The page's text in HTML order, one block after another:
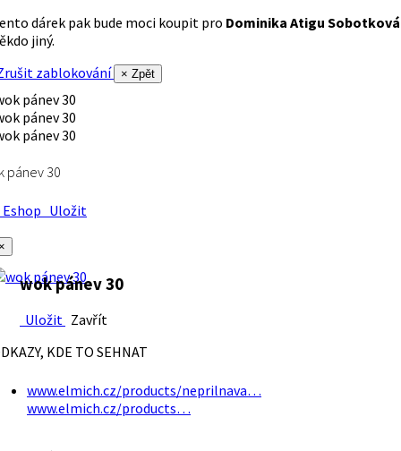
dárek pak bude moci koupit pro Dominika Atigu Sobotková
jiný.
zablokování
× Zpět
pánev 30
Uložit
wok pánev 30
Uložit Zavřít
KDE TO SEHNAT
www.elmich.cz/products/neprilnava…
www.elmich.cz/products…